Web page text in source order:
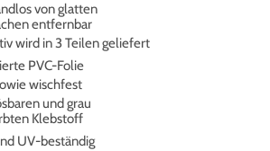
von glatten
entfernbar
wird in 3 Teilen geliefert
PVC-Folie
wischfest
und grau
Klebstoff
UV-beständig